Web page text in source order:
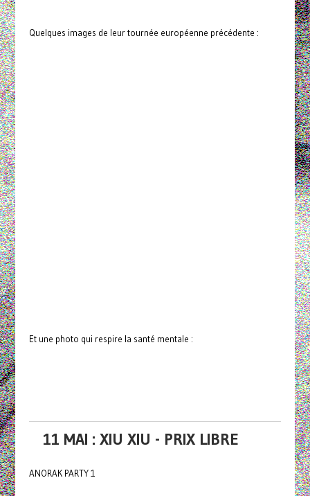
Quelques images de leur tournée européenne précédente :
Et une photo qui respire la santé mentale :
11 MAI : XIU XIU - PRIX LIBRE
ANORAK PARTY 1